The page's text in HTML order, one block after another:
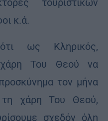
τουριστικών
κ.ά.
ως Κληρικός,
Του Θεού να
τον μήνα
τη χάρη Του Θεού,
σχεδόν όλη